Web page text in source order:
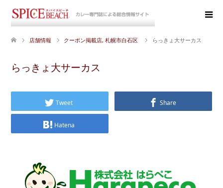
店舗情報 クーポン掲載店, 札幌市白石区 らっきょ大サーカス
らっきょ大サーカス
Tweet Share
Hatena